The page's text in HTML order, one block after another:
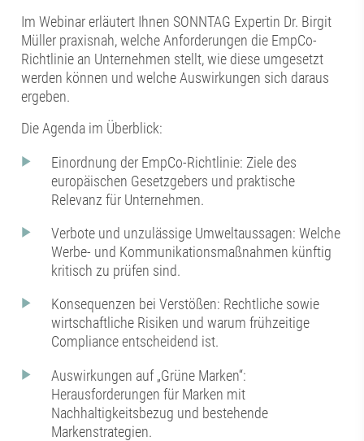
Im Webinar erläutert Ihnen SONNTAG Expertin Dr. Birgit
Müller praxisnah, welche Anforderungen die EmpCo-
Richtlinie an Unternehmen stellt, wie diese umgesetzt
werden können und welche Auswirkungen sich daraus
ergeben.
Die Agenda im Überblick:
Einordnung der EmpCo-Richtlinie: Ziele des
europäischen Gesetzgebers und praktische
Relevanz für Unternehmen.
Verbote und unzulässige Umweltaussagen: Welche
Werbe- und Kommunikationsmaßnahmen künftig
kritisch zu prüfen sind.
Konsequenzen bei Verstößen: Rechtliche sowie
wirtschaftliche Risiken und warum frühzeitige
Compliance entscheidend ist.
Auswirkungen auf „Grüne Marken“:
Herausforderungen für Marken mit
Nachhaltigkeitsbezug und bestehende
Markenstrategien.